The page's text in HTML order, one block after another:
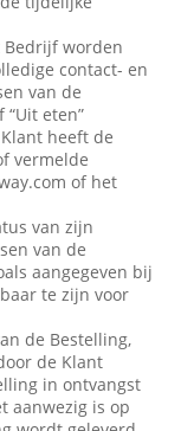
Bedrijf worden
contact- en
van de
“Uit eten”
heeft de
vermelde
of het
van zijn
van de
aangegeven bij
te zijn voor
de Bestelling,
de Klant
in ontvangst
aanwezig is op